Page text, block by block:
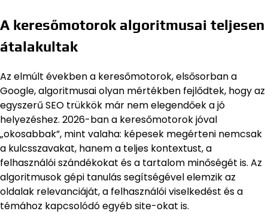
A keresőmotorok algoritmusai teljesen
átalakultak
Az elmúlt években a keresőmotorok, elsősorban a
Google, algoritmusai olyan mértékben fejlődtek, hogy az
egyszerű SEO trükkök már nem elegendőek a jó
helyezéshez. 2026-ban a keresőmotorok jóval
„okosabbak”, mint valaha: képesek megérteni nemcsak
a kulcsszavakat, hanem a teljes kontextust, a
felhasználói szándékokat és a tartalom minőségét is. Az
algoritmusok gépi tanulás segítségével elemzik az
oldalak relevanciáját, a felhasználói viselkedést és a
témához kapcsolódó egyéb site-okat is.